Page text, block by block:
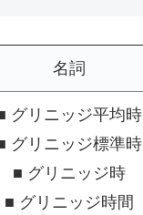
名詞
グリニッジ平均時
グリニッジ標準時
■ グリニッジ時
■ グリニッジ時間